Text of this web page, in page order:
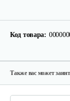
Код товара:
Также вас может